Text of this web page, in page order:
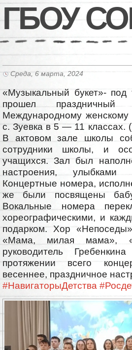
ГБОУ
Среда, 6 марта, 2024
«Музыкальный букет»-
прошел праздничный
Международному
с. Зуевка в 5 — 11 классах.
В актовом зале школы
сотрудники школы, и
учащихся. Зал был
настроения,
Концертные номера,
же были посвящены
Вокальные номера
хореографическими, и
подарком. Хор
«Мама, милая мама»,
руководитель
протяжении всего
весеннее, праздничное
#НавигаторыДетства